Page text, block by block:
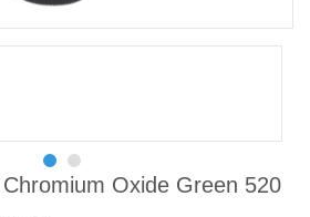
Oxide Green 520